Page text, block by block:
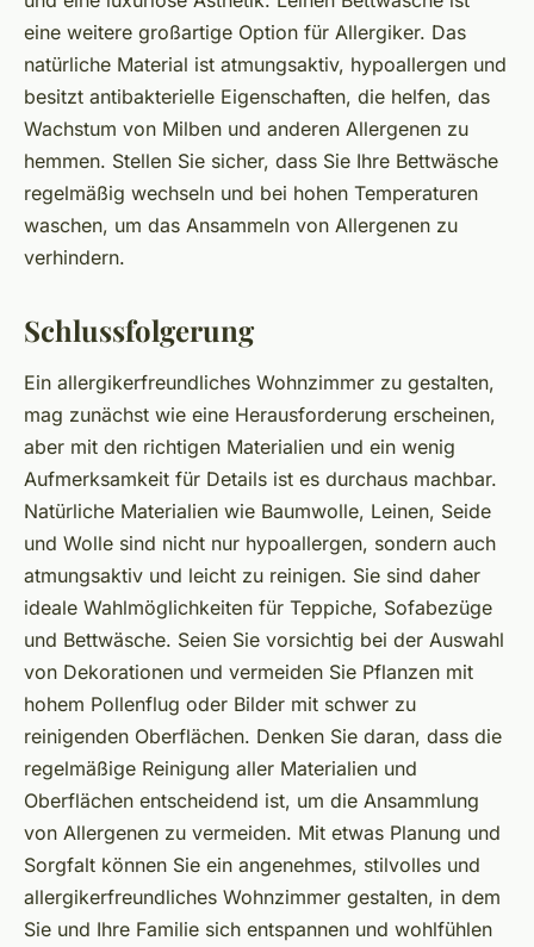
eine weitere großartige Option für Allergiker. Das
natürliche Material ist atmungsaktiv, hypoallergen und
besitzt antibakterielle Eigenschaften, die helfen, das
Wachstum von Milben und anderen Allergenen zu
hemmen. Stellen Sie sicher, dass Sie Ihre Bettwäsche
regelmäßig wechseln und bei hohen Temperaturen
waschen, um das Ansammeln von Allergenen zu
verhindern.
Schlussfolgerung
Ein allergikerfreundliches Wohnzimmer zu gestalten,
mag zunächst wie eine Herausforderung erscheinen,
aber mit den richtigen Materialien und ein wenig
Aufmerksamkeit für Details ist es durchaus machbar.
Natürliche Materialien wie Baumwolle, Leinen, Seide
und Wolle sind nicht nur hypoallergen, sondern auch
atmungsaktiv und leicht zu reinigen. Sie sind daher
ideale Wahlmöglichkeiten für Teppiche, Sofabezüge
und Bettwäsche. Seien Sie vorsichtig bei der Auswahl
von Dekorationen und vermeiden Sie Pflanzen mit
hohem Pollenflug oder Bilder mit schwer zu
reinigenden Oberflächen. Denken Sie daran, dass die
regelmäßige Reinigung aller Materialien und
Oberflächen entscheidend ist, um die Ansammlung
von Allergenen zu vermeiden. Mit etwas Planung und
Sorgfalt können Sie ein angenehmes, stilvolles und
allergikerfreundliches Wohnzimmer gestalten, in dem
Sie und Ihre Familie sich entspannen und wohlfühlen